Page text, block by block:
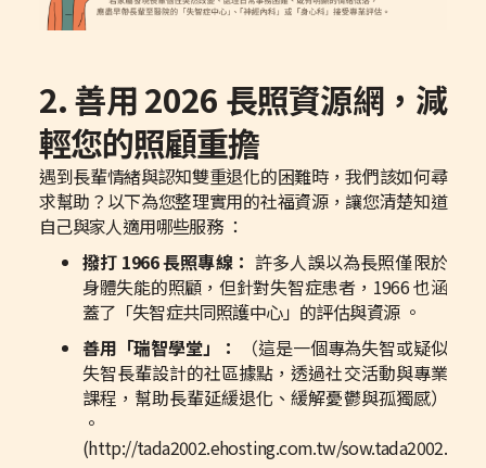
2. 善用 2026 長照資源網，減
輕您的照顧重擔
遇到長輩情緒與認知雙重退化的困難時，我們該如何尋
求幫助？以下為您整理實用的社福資源，讓您清楚知道
自己與家人適用哪些服務 ：
撥打 1966 長照專線： 許多人誤以為長照僅限於
身體失能的照顧，但針對失智症患者，1966 也涵
蓋了「失智症共同照護中心」的評估與資源 。
善用「瑞智學堂」：
（這是一個專為失智或疑似
失智長輩設計的社區據點，透過社交活動與專業
課程，幫助長輩延緩退化、緩解憂鬱與孤獨感）
。
(http://tada2002.ehosting.com.tw/